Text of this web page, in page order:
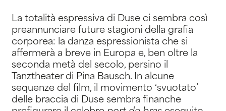
La totalità espressiva di Duse ci sembra così
preannunciare future stagioni della grafia
corporea: la danza espressionista che si
affermerà a breve in Europa e, ben oltre la
seconda metà del secolo, persino il
Tanztheater di Pina Bausch. In alcune
sequenze del film, il movimento ‘svuotato’
delle braccia di Duse sembra finanche